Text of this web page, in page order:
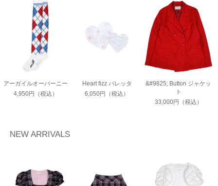
アーガイルオーバーニー
4,950円（税込）
Heart fizz バレッタ
6,050円（税込）
&#9825; Button ジャケッ
ト
33,000円（税込）
NEW ARRIVALS